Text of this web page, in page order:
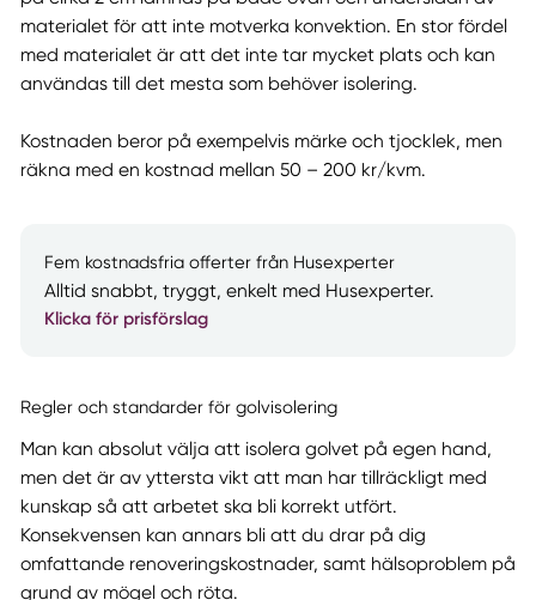
materialet för att inte motverka konvektion. En stor fördel
med materialet är att det inte tar mycket plats och kan
användas till det mesta som behöver isolering.
Kostnaden beror på exempelvis märke och tjocklek, men
räkna med en kostnad mellan 50 – 200 kr/kvm.
Fem kostnadsfria offerter från Husexperter
Alltid snabbt, tryggt, enkelt med Husexperter.
Klicka för prisförslag
Regler och standarder för golvisolering
Man kan absolut välja att isolera golvet på egen hand,
men det är av yttersta vikt att man har tillräckligt med
kunskap så att arbetet ska bli korrekt utfört.
Konsekvensen kan annars bli att du drar på dig
omfattande renoveringskostnader, samt hälsoproblem på
grund av mögel och röta.